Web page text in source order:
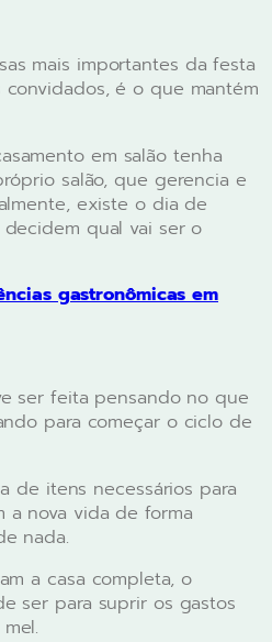
mais importantes da festa
é o que mantém
em salão tenha
salão, que gerencia e
existe o dia de
qual vai ser o
gastronômicas em
ser feita pensando no que
para começar o ciclo de
de itens necessários para
a nova vida de forma
nada.
a casa completa, o
ser para suprir os gastos